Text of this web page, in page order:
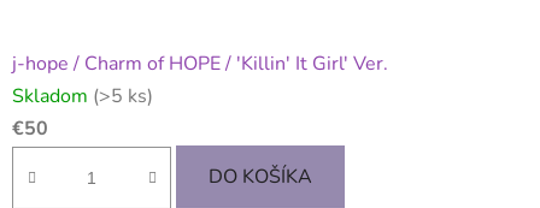
j-hope / Charm of HOPE / 'Killin' It Girl' Ver.
Skladom (>5 ks)
€50
DO KOŠÍKA